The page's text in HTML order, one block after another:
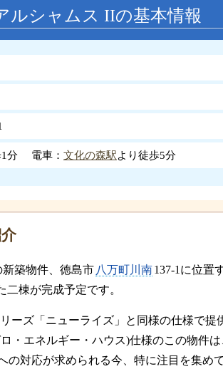
ルシャムス IIの基本情報
1分 電車： 文化の森駅より徒歩5分
新築物件、徳島市 八万町川南137-1に位置
二棟が完成予定です。
ーズ「ニューライズ」と同様の仕様で提
・エネルギー・ハウス)仕様のこの物件
の対応が求められる今、特に注目を集め